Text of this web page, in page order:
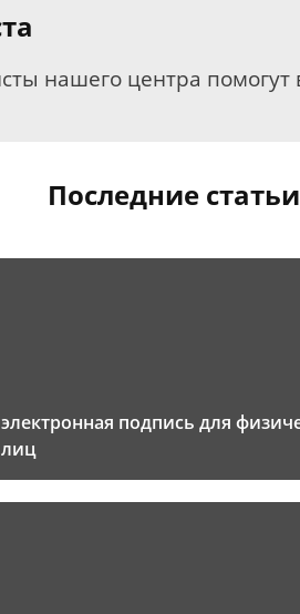
нашего центра помогут
Последние статьи
электронная подпись для
лиц